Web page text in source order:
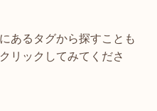
あるタグから探すことも
リックしてみてくださ